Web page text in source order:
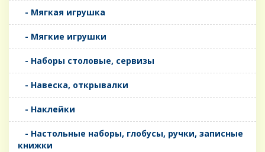
- Мягкая игрушка
- Мягкие игрушки
- Наборы столовые, сервизы
- Навеска, открывалки
- Наклейки
- Настольные наборы, глобусы, ручки, записные
книжки